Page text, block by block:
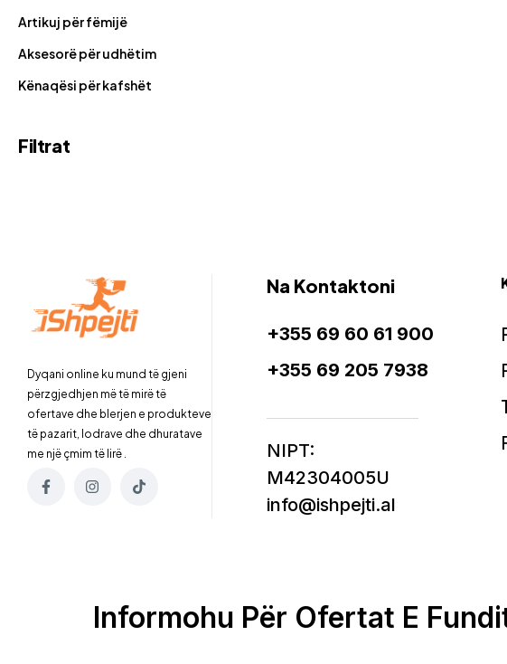
Artikuj për fëmijë
Aksesorë për udhëtim
Kënaqësi për kafshët
Filtrat
Dyqani online ku mund të gjeni
përzgjedhjen më të mirë të
ofertave dhe blerjen e produkteve
të pazarit, lodrave dhe dhuratave
me një çmim të lirë .
Na Kontaktoni
+355 69 60 61 900
+355 69 205 7938
NIPT:
M42304005U
info@ishpejti.al
Informohu Për Ofertat E